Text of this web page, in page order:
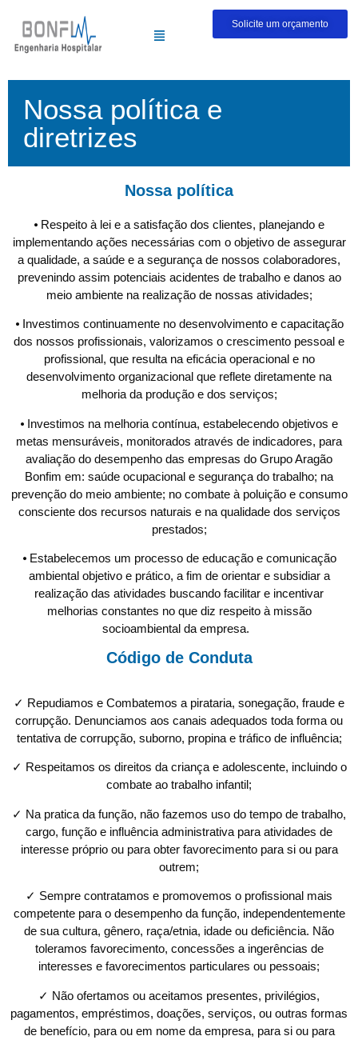
Solicite um orçamento
Nossa política e
diretrizes
Nossa política
⦁ Respeito à lei e a satisfação dos clientes, planejando e
implementando ações necessárias com o objetivo de assegurar
a qualidade, a saúde e a segurança de nossos colaboradores,
prevenindo assim potenciais acidentes de trabalho e danos ao
meio ambiente na realização de nossas atividades;
⦁ Investimos continuamente no desenvolvimento e capacitação
dos nossos profissionais, valorizamos o crescimento pessoal e
profissional, que resulta na eficácia operacional e no
desenvolvimento organizacional que reflete diretamente na
melhoria da produção e dos serviços;
⦁ Investimos na melhoria contínua, estabelecendo objetivos e
metas mensuráveis, monitorados através de indicadores, para
avaliação do desempenho das empresas do Grupo Aragão
Bonfim em: saúde ocupacional e segurança do trabalho; na
prevenção do meio ambiente; no combate à poluição e consumo
consciente dos recursos naturais e na qualidade dos serviços
prestados;
⦁ Estabelecemos um processo de educação e comunicação
ambiental objetivo e prático, a fim de orientar e subsidiar a
realização das atividades buscando facilitar e incentivar
melhorias constantes no que diz respeito à missão
socioambiental da empresa.
Código de Conduta
✓ Repudiamos e Combatemos a pirataria, sonegação, fraude e
corrupção. Denunciamos aos canais adequados toda forma ou
tentativa de corrupção, suborno, propina e tráfico de influência;
✓ Respeitamos os direitos da criança e adolescente, incluindo o
combate ao trabalho infantil;
✓ Na pratica da função, não fazemos uso do tempo de trabalho,
cargo, função e influência administrativa para atividades de
interesse próprio ou para obter favorecimento para si ou para
outrem;
✓ Sempre contratamos e promovemos o profissional mais
competente para o desempenho da função, independentemente
de sua cultura, gênero, raça/etnia, idade ou deficiência. Não
toleramos favorecimento, concessões a ingerências de
interesses e favorecimentos particulares ou pessoais;
✓ Não ofertamos ou aceitamos presentes, privilégios,
pagamentos, empréstimos, doações, serviços, ou outras formas
de benefício, para ou em nome da empresa, para si ou para